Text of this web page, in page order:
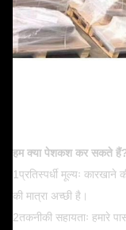
हम क्या पेशकश कर सकते
1प्रतिस्पर्धी मूल्यः
की मात्रा अच्छी है।
2तकनीकी सहायताः हमारे